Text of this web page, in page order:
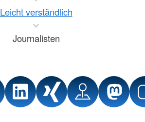
Leicht verständlich
Journalisten